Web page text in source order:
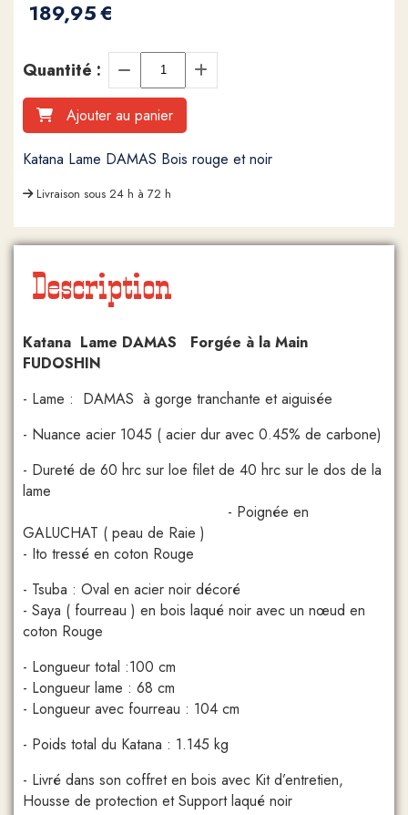
189,95€
Quantité :
Ajouter au panier
Katana Lame DAMAS Bois rouge et noir
Livraison sous 24 h à 72 h
Description
Katana Lame DAMAS Forgée à la Main
FUDOSHIN
- Lame : DAMAS à gorge tranchante et aiguisée
- Nuance acier 1045 ( acier dur avec 0.45% de carbone)
- Dureté de 60 hrc sur loe filet de 40 hrc sur le dos de la
lame
- Poignée en
GALUCHAT ( peau de Raie )
- Ito tressé en coton Rouge
- Tsuba : Oval en acier noir décoré
- Saya ( fourreau ) en bois laqué noir avec un nœud en
coton Rouge
- Longueur total :100 cm
- Longueur lame : 68 cm
- Longueur avec fourreau : 104 cm
- Poids total du Katana : 1.145 kg
- Livré dans son coffret en bois avec Kit d’entretien,
Housse de protection et Support laqué noir